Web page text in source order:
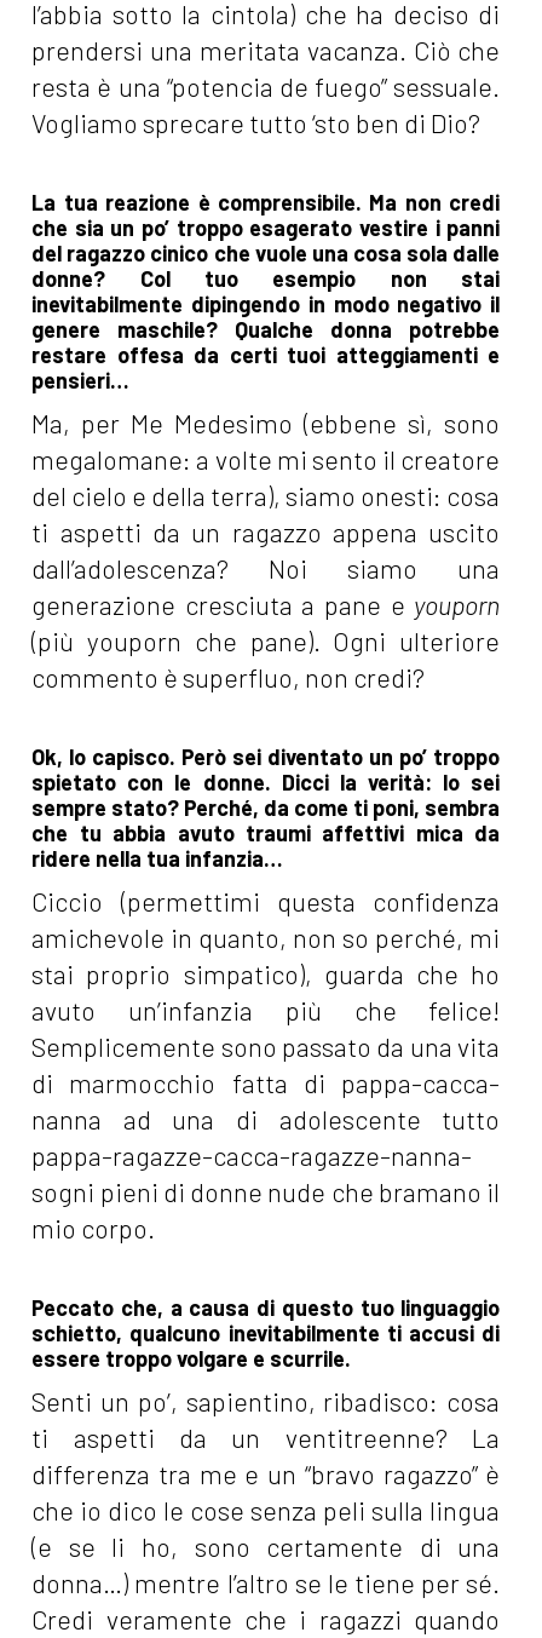
l’abbia sotto la cintola) che ha deciso di
prendersi una meritata vacanza. Ciò che
resta è una “potencia de fuego” sessuale.
Vogliamo sprecare tutto ‘sto ben di Dio?
La tua reazione è comprensibile. Ma non credi
che sia un po’ troppo esagerato vestire i panni
del ragazzo cinico che vuole una cosa sola dalle
donne? Col tuo esempio non stai
inevitabilmente dipingendo in modo negativo il
genere maschile? Qualche donna potrebbe
restare offesa da certi tuoi atteggiamenti e
pensieri…
Ma, per Me Medesimo (ebbene sì, sono
megalomane: a volte mi sento il creatore
del cielo e della terra), siamo onesti: cosa
ti aspetti da un ragazzo appena uscito
dall’adolescenza? Noi siamo una
generazione cresciuta a pane e youporn
(più youporn che pane). Ogni ulteriore
commento è superfluo, non credi?
Ok, lo capisco. Però sei diventato un po’ troppo
spietato con le donne. Dicci la verità: lo sei
sempre stato? Perché, da come ti poni, sembra
che tu abbia avuto traumi affettivi mica da
ridere nella tua infanzia…
Ciccio (permettimi questa confidenza
amichevole in quanto, non so perché, mi
stai proprio simpatico), guarda che ho
avuto un’infanzia più che felice!
Semplicemente sono passato da una vita
di marmocchio fatta di pappa-cacca-
nanna ad una di adolescente tutto
pappa-ragazze-cacca-ragazze-nanna-
sogni pieni di donne nude che bramano il
mio corpo.
Peccato che, a causa di questo tuo linguaggio
schietto, qualcuno inevitabilmente ti accusi di
essere troppo volgare e scurrile.
Senti un po’, sapientino, ribadisco: cosa
ti aspetti da un ventitreenne? La
differenza tra me e un “bravo ragazzo” è
che io dico le cose senza peli sulla lingua
(e se li ho, sono certamente di una
donna…) mentre l’altro se le tiene per sé.
Credi veramente che i ragazzi quando